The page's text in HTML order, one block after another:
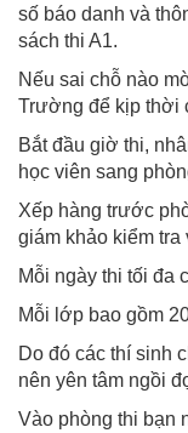
số báo danh và
sách thi A1.
Nếu sai chỗ nào
Trường để kịp thời
Bắt đầu giờ thi,
học viên sang
Xếp hàng trước
giám khảo kiểm tra
Mỗi ngày thi tối đa
Mỗi lớp bao gồm
Do đó các thí sinh
nên yên tâm ngồi
Vào phòng thi bạn